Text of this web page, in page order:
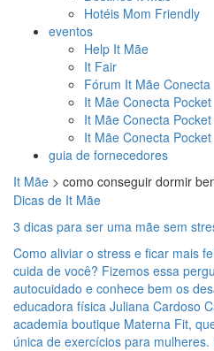
Hotéis Mom Friendly
eventos
Help It Mãe
It Fair
Fórum It Mãe Conecta
It Mãe Conecta Pocket
It Mãe Conecta Pocket
It Mãe Conecta Pocket
guia de fornecedores
It Mãe > como conseguir dormir
Dicas de It Mãe
3 dicas para ser uma mãe sem
Como aliviar o stress e ficar mais
cuida de você? Fizemos essa
autocuidado e conhece bem os
educadora física Juliana Cardoso
academia boutique Materna Fit,
única de exercícios para